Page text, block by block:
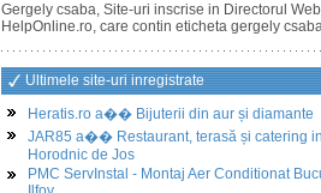
Gergely csaba, Site-uri inscrise in Directorul Web
HelpOnline.ro, care contin eticheta gergely
Ultimele site-uri inregistrate
Heratis.ro a�� Bijuterii din aur și diamante
JAR85 a�� Restaurant, terasă și catering in
Horodnic de Jos
PMC ServInstal - Montaj Aer Conditionat